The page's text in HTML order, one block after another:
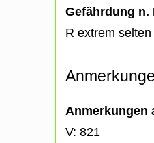
Gefährdung n.
R extrem selten
Anmerkungen
V: 821